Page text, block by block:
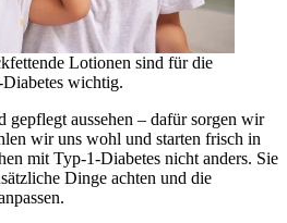
Lotionen sind für die
wichtig.
gepflegt aussehen – dafür sorgen wir
wir uns wohl und starten frisch in
mit Typ-1-Diabetes nicht anders. Sie
Dinge achten und die